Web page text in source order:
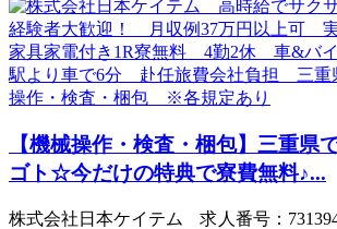
【機械操作・検査・梱包】三重県
ゴト☆今だけの特典で寮費無料♪...
株式会社日本ケイテム 求人番号：